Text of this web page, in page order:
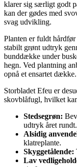
klarer sig særligt godt
kan der gødes med
svag udvikling.
Planten er fuldt
stabilt grønt udtryk
bunddække under
hegn. Ved plantning
opnå et ensartet dække.
Storbladet Efeu er
skovblåfugl, hvilket
Stedsegrøn:
udtryk året rundt.
Alsidig
klatreplante.
Skyggetålende:
Lav